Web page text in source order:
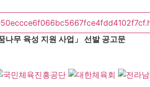
나무 육성 지원 사업」 선발 공고문